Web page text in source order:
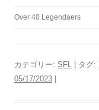
Over 40 Legendaers
カテゴリー: SFL | タグ:
05/17/2023